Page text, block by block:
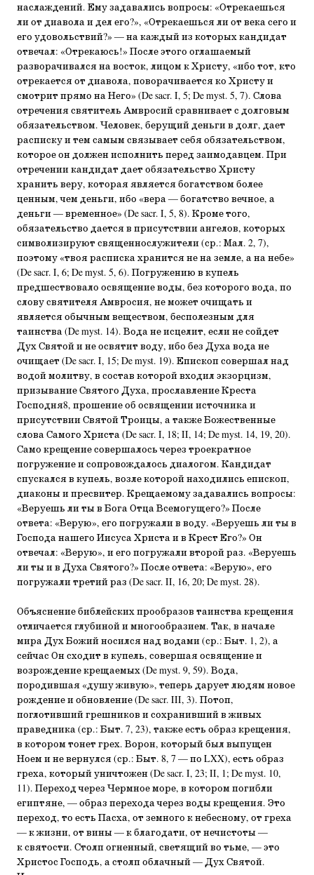
наслаждений. Ему задавались вопросы: «Отрекаешься
ли от диавола и дел его?», «Отрекаешься ли от века сего и
его удовольствий?» — на каждый из которых кандидат
отвечал: «Отрекаюсь!» После этого оглашаемый
разворачивался на восток, лицом к Христу, «ибо тот, кто
отрекается от диавола, поворачивается ко Христу и
смотрит прямо на Него» (De sacr. I, 5; De myst. 5, 7). Слова
отречения святитель Амвросий сравнивает с долговым
обязательством. Человек, берущий деньги в долг, дает
расписку и тем самым связывает себя обязательством,
которое он должен исполнить перед заимодавцем. При
отречении кандидат дает обязательство Христу
хранить веру, которая является богатством более
ценным, чем деньги, ибо «вера — богатство вечное, а
деньги — временное» (De sacr. I, 5, 8). Кроме того,
обязательство дается в присутствии ангелов, которых
символизируют священнослужители (ср.: Мал. 2, 7),
поэтому «твоя расписка хранится не на земле, а на небе»
(De sacr. I, 6; De myst. 5, 6). Погружению в купель
предшествовало освящение воды, без которого вода, по
слову святителя Амвросия, не может очищать и
является обычным веществом, бесполезным для
таинства (De myst. 14). Вода не исцелит, если не сойдет
Дух Святой и не освятит воду, ибо без Духа вода не
очищает (De sacr. I, 15; De myst. 19). Епископ совершал над
водой молитву, в состав которой входил экзорцизм,
призывание Святого Духа, прославление Креста
Господня8, прошение об освящении источника и
присутствии Святой Троицы, а также Божественные
слова Самого Христа (De sacr. I, 18; II, 14; De myst. 14, 19, 20).
Само крещение совершалось через троекратное
погружение и сопровождалось диалогом. Кандидат
спускался в купель, возле которой находились епископ,
диаконы и пресвитер. Крещаемому задавались вопросы:
«Веруешь ли ты в Бога Отца Всемогущего?» После
ответа: «Верую», его погружали в воду. «Веруешь ли ты в
Господа нашего Иисуса Христа и в Крест Его?» Он
отвечал: «Верую», и его погружали второй раз. «Веруешь
ли ты и в Духа Святого?» После ответа: «Верую», его
погружали третий раз (De sacr. II, 16, 20; De myst. 28).
Объяснение библейских прообразов таинства крещения
отличается глубиной и многообразием. Так, в начале
мира Дух Божий носился над водами (ср.: Быт. 1, 2), а
сейчас Он сходит в купель, совершая освящение и
возрождение крещаемых (De myst. 9, 59). Вода,
породившая «душу живую», теперь дарует людям новое
рождение и обновление (De sacr. III, 3). Потоп,
поглотивший грешников и сохранивший в живых
праведника (ср.: Быт. 7, 23), также есть образ крещения,
в котором тонет грех. Ворон, который был выпущен
Ноем и не вернулся (ср.: Быт. 8, 7 — по LXX), есть образ
греха, который уничтожен (De sacr. I, 23; II, 1; De myst. 10,
11). Переход через Чермное море, в котором погибли
египтяне, — образ перехода через воды крещения. Это
переход, то есть Пасха, от земного к небесному, от греха
— к жизни, от вины — к благодати, от нечистоты —
к святости. Столп огненный, светящий во тьме, — это
Христос Господь, а столп облачный — Дух Святой.